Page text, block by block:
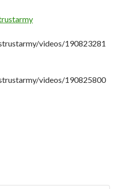
videos/190823281
videos/190825800